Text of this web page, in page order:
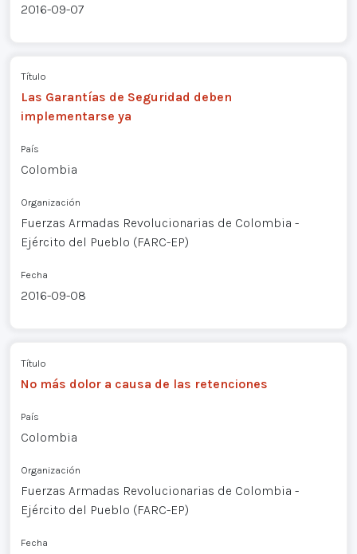
2016-09-07
Título
Las Garantías de Seguridad deben
implementarse ya
País
Colombia
Organización
Fuerzas Armadas Revolucionarias de Colombia -
Ejército del Pueblo (FARC-EP)
Fecha
2016-09-08
Título
No más dolor a causa de las retenciones
País
Colombia
Organización
Fuerzas Armadas Revolucionarias de Colombia -
Ejército del Pueblo (FARC-EP)
Fecha